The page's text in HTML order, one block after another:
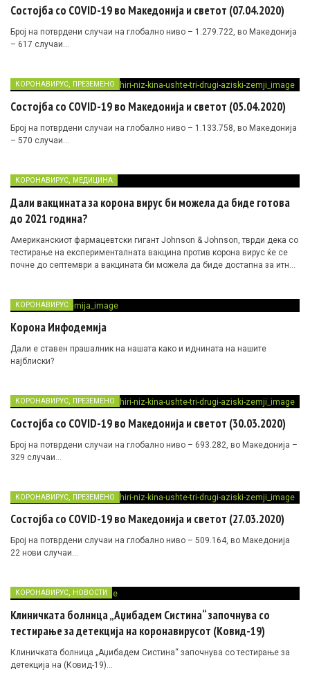
Состојба со COVID-19 во Македонија и светот (07.04.2020)
Број на потврдени случаи на глобално ниво – 1.279.722, во Македонија
– 617 случаи…
КОРОНАВИРУС, ПРЕЗЕМЕНО
Состојба со COVID-19 во Македонија и светот (05.04.2020)
Број на потврдени случаи на глобално ниво – 1.133.758, во Македонија
– 570 случаи…
КОРОНАВИРУС, МЕДИЦИНА
Дали вакцината за корона вирус би можела да биде готова
до 2021 година?
Американскиот фармацевтски гигант Johnson & Johnson, тврди дека со
тестирање на експерименталната вакцина против корона вирус ќе се
почне до септември а вакцината би можела да биде достапна за итна
КОРОНАВИРУС
Корона Инфодемија
Дали е ставен прашалник на нашата како и иднината на нашите
најблиски?
КОРОНАВИРУС ПРЕЗЕМЕНО
Состојба со COVID-19 во Македонија и светот (30.03.2020)
Број на потврдени случаи на глобално ниво – 693.282, во Македонија –
329 случаи…
КОРОНАВИРУС ПРЕЗЕМЕНО
Состојба со COVID-19 во Македонија и светот (27.03.2020)
Број на потврдени случаи на глобално ниво – 509.164, во Македонија
22 нови случаи…
КОРОНАВИРУС, НОВОСТИ
Клиничката болница „Аџибадем Систина“ започнува со
тестирање за детекција на коронавирусот (Ковид-19)
Клиничката болница „Аџибадем Систина“ започнува со тестирање за
детекција на (Ковид-19)…